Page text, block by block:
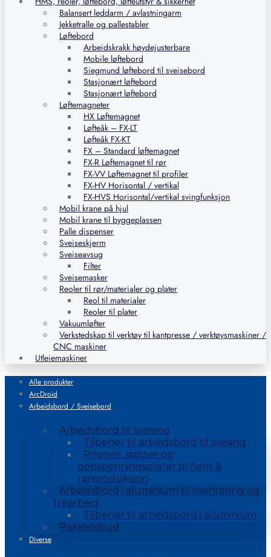
Balansert leddarm / avlastningarm
Jekketralle og pallestabler
Løftebord
Arbeidskrakk høydejusterbare
Mobile løftebord
Siegmund løftebord til sveisebord
Stasjonært løftebord
Stasjonært løftebord
Løftemagneter
HX Løftemagnet
Løfteåk – FX-LT
Løfteåk FX-KT
FX – Standard løftemagnet
FX-R Løftemagnet til rør
FX-VV Løftemagnet til profiler
FX-HV Horisontal / vertikal
FX-HVS Horisontal/vertikal svingfunksjon
Mobil krane på hjul
Mobil krane til byggeplassen
Palle dispenser
Sveiseskjerm
Sveiseavsug
Filter
Sveisemasker
Reoler til rør/materialer og plater
Reol til materialer
Reoler til plater
Vakuumløfter
Verkstedskap til verktøy til kantpresse / verktøysmaskiner /
CNC maskiner
Utleiemaskiner
Alle produkter
ArcDroid
Arbeidsbord / Sveisebord
Arbeidsbord til sveising
Tilbehør til arbeidsbord til svesing
Prismer, støtter og
oppspenningsplater til flens &
rørproduksjon
Arbeidsbord i aluminium til montering og
trearbeid
Tilbehør til arbeidsbord i aluminium
Pakketilbud
Diverse